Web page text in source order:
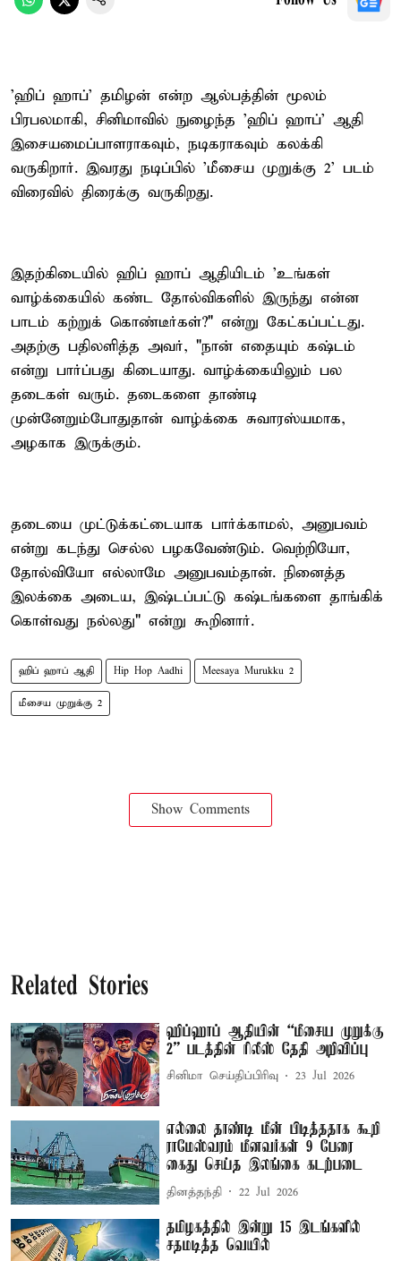
'ஹிப் ஹாப்' தமிழன் என்ற ஆல்பத்தின் மூலம்
பிரபலமாகி, சினிமாவில் நுழைந்த 'ஹிப் ஹாப்' ஆதி
இசையமைப்பாளராகவும், நடிகராகவும் கலக்கி
வருகிறார். இவரது நடிப்பில் 'மீசைய முறுக்கு 2' படம்
விரைவில் திரைக்கு வருகிறது.
இதற்கிடையில் ஹிப் ஹாப் ஆதியிடம் 'உங்கள்
வாழ்க்கையில் கண்ட தோல்விகளில் இருந்து என்ன
பாடம் கற்றுக் கொண்டீர்கள்?" என்று கேட்கப்பட்டது.
அதற்கு பதிலளித்த அவர், "நான் எதையும் கஷ்டம்
என்று பார்ப்பது கிடையாது. வாழ்க்கையிலும் பல
தடைகள் வரும். தடைகளை தாண்டி
முன்னேறும்போதுதான் வாழ்க்கை சுவாரஸ்யமாக,
அழகாக இருக்கும்.
தடையை முட்டுக்கட்டையாக பார்க்காமல், அனுபவம்
என்று கடந்து செல்ல பழகவேண்டும். வெற்றியோ,
தோல்வியோ எல்லாமே அனுபவம்தான். நினைத்த
இலக்கை அடைய, இஷ்டப்பட்டு கஷ்டங்களை தாங்கிக்
கொள்வது நல்லது" என்று கூறினார்.
ஹிப் ஹாப் ஆதி Hip Hop Aadhi Meesaya Murukku 2
மீசைய முறுக்கு 2
Show Comments
Related Stories
ஹிப்ஹாப் ஆதியின் “மீசைய முறுக்கு
2” படத்தின் ரிலீஸ் தேதி அறிவிப்பு
சினிமா செய்திப்பிரிவு 23 Jul 2026
எல்லை தாண்டி மீன் பிடித்ததாக கூறி
ராமேஸ்வரம் மீனவர்கள் 9 பேரை
கைது செய்த இலங்கை கடற்படை
தினத்தந்தி 22 Jul 2026
தமிழகத்தில் இன்று 15 இடங்களில்
சதமடித்த வெயில்